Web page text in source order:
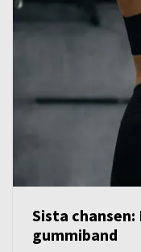
Sista chansen:
gummiband